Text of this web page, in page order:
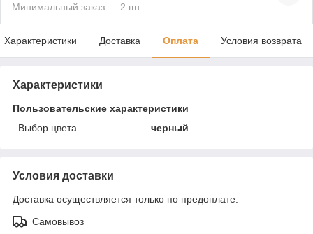
Минимальный заказ — 2 шт.
Характеристики Доставка Оплата Условия возврата
Характеристики
Пользовательские характеристики
Выбор цвета
черный
Условия доставки
Доставка осуществляется только по предоплате.
Самовывоз